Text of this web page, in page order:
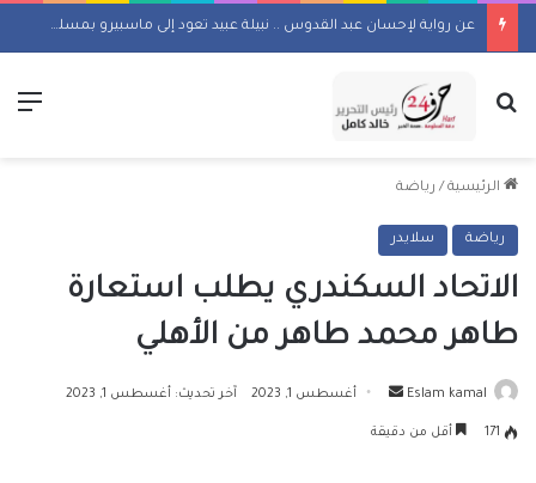
عن رواية لإحسان عبد القدوس .. نبيلة عبيد تعود إلى ماسبيرو بمسلسل إذاعي
بحث عن
الرئيسية / رياضة
رياضة سلايدر
الاتحاد السكندري يطلب استعارة
طاهر محمد طاهر من الأهلي
Eslam kamal
أرسل أغسطس 1, 2023 آخر تحديث: أغسطس 1, 2023
171 أقل من دقيقة